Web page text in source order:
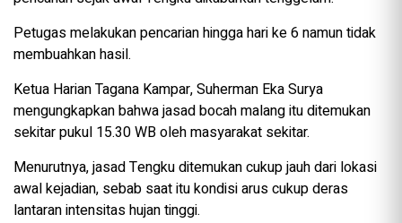
Petugas melakukan pencarian hingga hari ke 6 namun tidak
membuahkan hasil.
Ketua Harian Tagana Kampar, Suherman Eka Surya
mengungkapkan bahwa jasad bocah malang itu ditemukan
sekitar pukul 15.30 WB oleh masyarakat sekitar.
Menurutnya, jasad Tengku ditemukan cukup jauh dari lokasi
awal kejadian, sebab saat itu kondisi arus cukup deras
lantaran intensitas hujan tinggi.